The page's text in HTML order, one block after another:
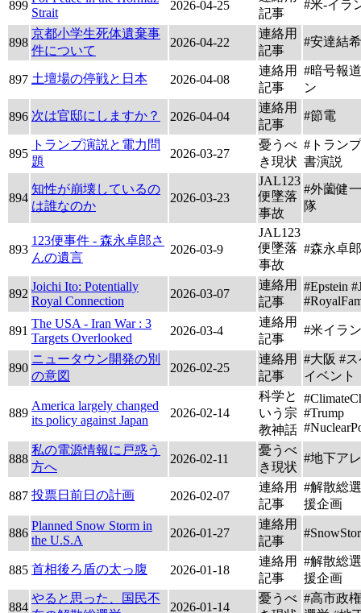
899
Strait
2026-04-25
記事
#米-イラ
898
京都小学生死体遺棄事
件について
2026-04-22
連絡用
記事
#安達結
897 土壇場の停戦と日本 2026-04-08
連絡用
記事
#暗号報
ン
896 次は官邸にしますか？ 2026-04-04
連絡用
記事
#節電
895
トランプ演説と電力問
題
2026-03-27
憂うべ
き現状
#トラン
書演説
894
知性が崩壊しているの
は誰なのか
2026-03-23
JAL123
便墜落
事故
#外薗健
隊
893
123便事件 - 森永卓郎さ
んの遺言
2026-03-9
JAL123
便墜落
事故
#森永卓郎
892
Joichi Ito: Potentially
Royal Connection
2026-03-07
連絡用
記事
#Epstein
891
The USA - Iran War : 3
Targets Overlooked
2026-03-4
連絡用
記事
#米イラ
890
ニュータウン開発の別
の意図
2026-02-25
連絡用
記事
#大阪 #
イベント
889
America largely changed
its policy against Japan
2026-02-14
科学と
いう宗
教神話
#Trump
888
私の電源情報に戸惑う
方へ
2026-02-11
憂うべ
き現状
#地下アレ
887 投票日前日の計画 2026-02-07
連絡用
記事
#解散総
援企画
886
Planned Snow Storm in
the U.S.A
2026-01-27
連絡用
記事
885 首相後ろ盾の太っ腹 2026-01-18
連絡用
記事
#解散総
援企画
884
やると思った、国民不
2026-01-14
憂うべ #高市政